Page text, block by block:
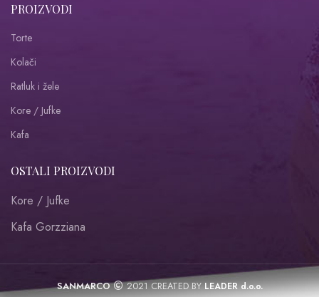
PROIZVODI
Torte
Kolači
Ratluk i žele
Kore / Jufke
Kafa
OSTALI PROIZVODI
Kore / Jufke
Kafa Gorzziana
SANMARCO 2021 CREATED BYLEADER d.o.o.